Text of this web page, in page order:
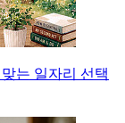
는 일자리 선택